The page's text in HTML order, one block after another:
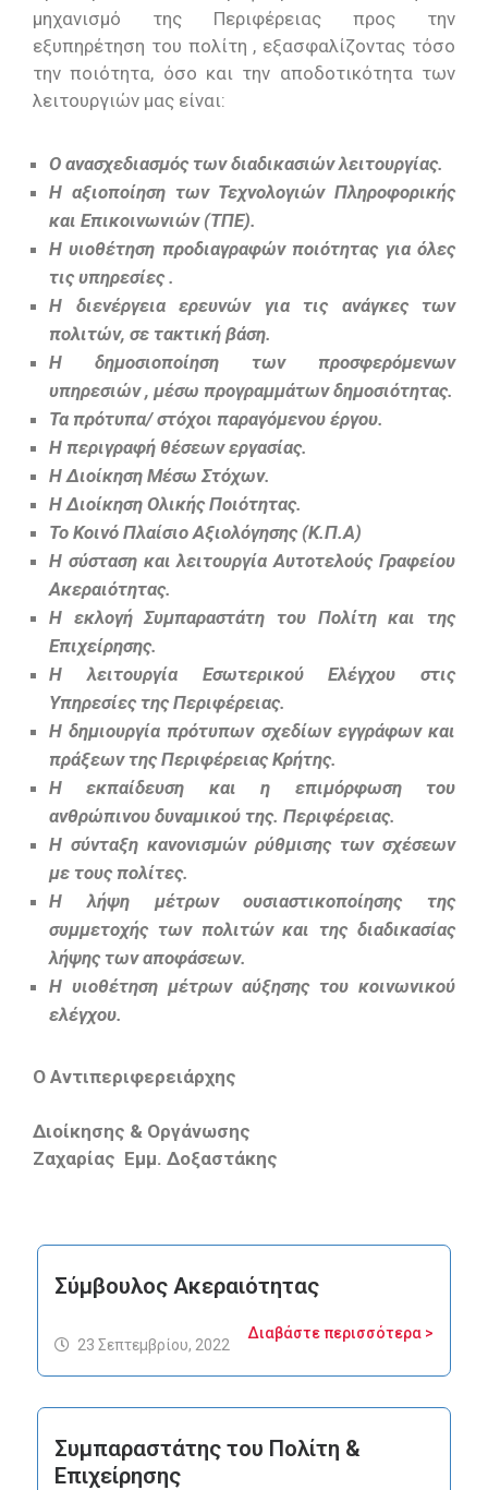
μηχανισμό της Περιφέρειας προς την
εξυπηρέτηση του πολίτη , εξασφαλίζοντας τόσο
την ποιότητα, όσο και την αποδοτικότητα των
λειτουργιών μας είναι:
Ο ανασχεδιασμός των διαδικασιών λειτουργίας.
Η αξιοποίηση των Τεχνολογιών Πληροφορικής
και Επικοινωνιών (ΤΠΕ).
Η υιοθέτηση προδιαγραφών ποιότητας για όλες
τις υπηρεσίες .
Η διενέργεια ερευνών για τις ανάγκες των
πολιτών, σε τακτική βάση.
Η δημοσιοποίηση των προσφερόμενων
υπηρεσιών , μέσω προγραμμάτων δημοσιότητας.
Τα πρότυπα/ στόχοι παραγόμενου έργου.
Η περιγραφή θέσεων εργασίας.
Η Διοίκηση Μέσω Στόχων.
ΗΔιοίκηση Ολικής Ποιότητας.
Το Κοινό Πλαίσιο Αξιολόγησης (Κ.Π.Α)
Η σύσταση και λειτουργία Αυτοτελούς Γραφείου
Ακεραιότητας.
Η εκλογή Συμπαραστάτη του Πολίτη και της
Επιχείρησης.
Η λειτουργία Εσωτερικού Ελέγχου στις
Υπηρεσίες της Περιφέρειας.
Η δημιουργία πρότυπων σχεδίων εγγράφων και
πράξεων της Περιφέρειας Κρήτης.
Η εκπαίδευση και η επιμόρφωση του
ανθρώπινου δυναμικού της. Περιφέρειας.
Η σύνταξη κανονισμών ρύθμισης των σχέσεων
με τους πολίτες.
Η λήψη μέτρων ουσιαστικοποίησης της
συμμετοχής των πολιτών και της διαδικασίας
λήψης των αποφάσεων.
Η υιοθέτηση μέτρων αύξησης του κοινωνικού
ελέγχου.
Ο Αντιπεριφερειάρχης
Διοίκησης & Οργάνωσης
Ζαχαρίας Εμμ. Δοξαστάκης
Σύμβουλος Ακεραιότητας
Διαβάστε περισσότερα >
23 Σεπτεμβρίου, 2022
Συμπαραστάτης του Πολίτη &
Επιχείρησης